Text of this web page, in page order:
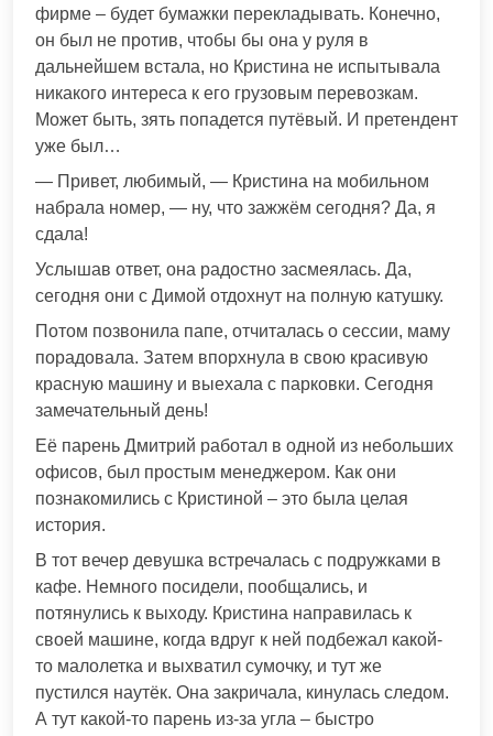
фирме – будет бумажки перекладывать. Конечно,
он был не против, чтобы бы она у руля в
дальнейшем встала, но Кристина не испытывала
никакого интереса к его грузовым перевозкам.
Может быть, зять попадется путёвый. И претендент
уже был…
— Привет, любимый, — Кристина на мобильном
набрала номер, — ну, что зажжём сегодня? Да, я
сдала!
Услышав ответ, она радостно засмеялась. Да,
сегодня они с Димой отдохнут на полную катушку.
Потом позвонила папе, отчиталась о сессии, маму
порадовала. Затем впорхнула в свою красивую
красную машину и выехала с парковки. Сегодня
замечательный день!
Её парень Дмитрий работал в одной из небольших
офисов, был простым менеджером. Как они
познакомились с Кристиной – это была целая
история.
В тот вечер девушка встречалась с подружками в
кафе. Немного посидели, пообщались, и
потянулись к выходу. Кристина направилась к
своей машине, когда вдруг к ней подбежал какой-
то малолетка и выхватил сумочку, и тут же
пустился наутёк. Она закричала, кинулась следом.
А тут какой-то парень из-за угла – быстро